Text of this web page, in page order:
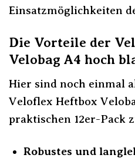
Einsatzmöglichkeiten
Die Vorteile der
Velobag A4 hoch
Hier sind noch einmal
Veloflex Heftbox
praktischen 12er-Pack
Robustes und